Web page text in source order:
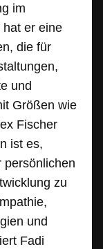
im
hat er eine
die für
und
Größen wie
Fischer
ist es,
persönlichen
zu
und
Fadi